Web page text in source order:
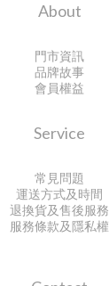
About
門市資訊
品牌故事
會員權益
Service
常見問題
運送方式及時間
退換貨及售後服務
服務條款及隱私權